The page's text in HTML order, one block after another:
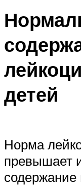
детей
Норма
превышает
содержание